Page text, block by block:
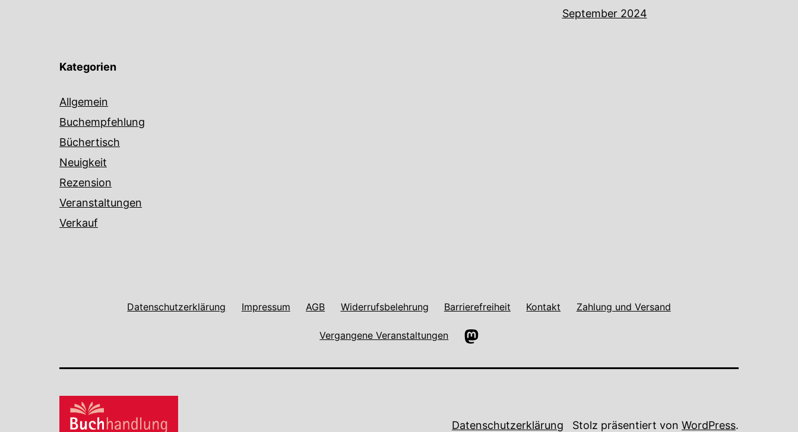
September 2024
Kategorien
Allgemein
Buchempfehlung
Büchertisch
Neuigkeit
Rezension
Veranstaltungen
Verkauf
Datenschutzerklärung Impressum AGB Widerrufsbelehrung Barrierefreiheit Kontakt Zahlung und Versand
Vergangene Veranstaltungen Mastodon
Datenschutzerklärung Stolz präsentiert von WordPress.